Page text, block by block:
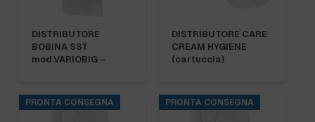
DISTRIBUTORE
BOBINA SST
mod.VARIOBIG –
DISTRIBUTORE CARE
CREAM HYGIENE
(cartuccia)
PRONTA CONSEGNA PRONTA CONSEGNA